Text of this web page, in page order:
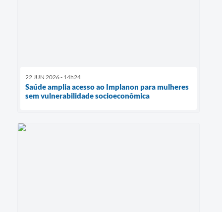
22 JUN 2026 - 14h24
Saúde amplia acesso ao Implanon para mulheres
sem vulnerabilidade socioeconômica